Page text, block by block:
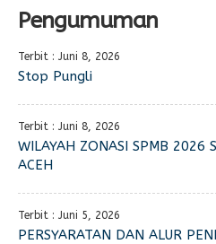
Pengumuman
Terbit : Juni 8, 2026
Stop Pungli
Terbit : Juni 8, 2026
WILAYAH ZONASI SPMB 2026
ACEH
Terbit : Juni 5, 2026
PERSYARATAN DAN ALUR